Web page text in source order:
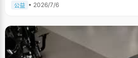
公益 • 2026/7/6